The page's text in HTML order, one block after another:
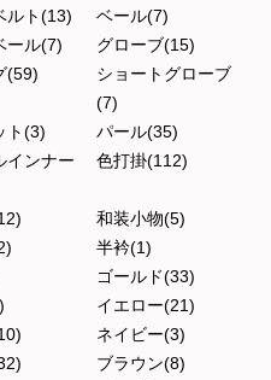
ルト(13)
ベール(7)
ール(7)
グローブ(15)
(59)
ショートグローブ
(7)
ト(3)
パール(35)
インナー
色打掛(112)
和装小物(5)
半衿(1)
ゴールド(33)
イエロー(21)
ネイビー(3)
ブラウン(8)